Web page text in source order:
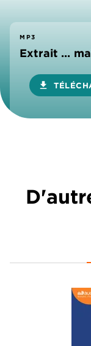
MP3
Extrait ...
download